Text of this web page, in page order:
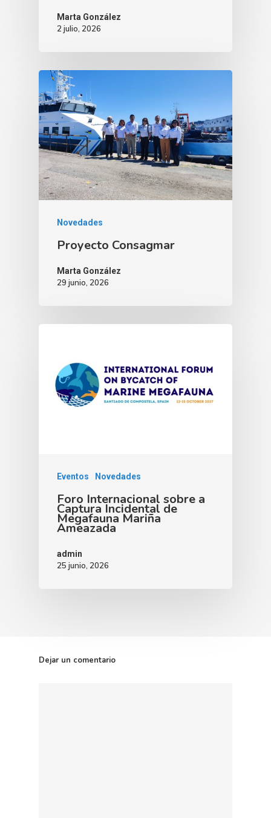
Marta González
2 julio, 2026
Novedades
Proyecto Consagmar
Marta González
29 junio, 2026
Eventos Novedades
Foro Internacional sobre a
Captura Incidental de
Megafauna Mariña
Ameazada
admin
25 junio, 2026
Dejar un comentario